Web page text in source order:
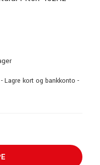
Lagre kort og bankkonto -